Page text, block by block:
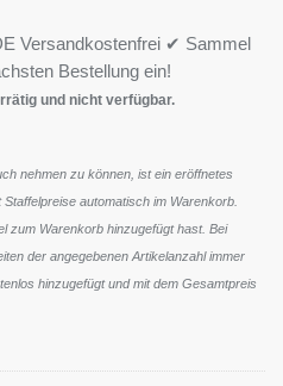
Versandkostenfrei ✔ Sammel
Bestellung ein!
und nicht verfügbar.
nehmen zu können, ist ein eröffnetes
automatisch im Warenkorb.
zum Warenkorb hinzugefügt hast. Bei
der angegebenen Artikelanzahl immer
hinzugefügt und mit dem Gesamtpreis